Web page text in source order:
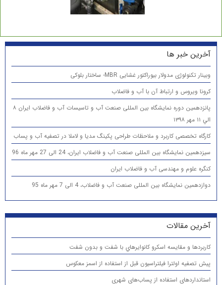
آخرین خبر ها
وبینار تکنولوژی مدولار بیوراکتور غشایی MBR- ساختار بلوکی
کرونا ویروس و ارتباط آن با آب و فاضلاب
پانزدهمين دوره نمایشگاه بین المللی صنعت آب و تاسیسات آب و فاضلاب ایران ۸
الي ۱۱ مهر ۱۳۹۸
کارگاه تخصصی کاربرد و ملاحظات طراحی پکینگ مدیا و لاملا در تصفیه آب و پساب
سیزدهمین نمایشگاه بین المللی صنعت آب و فاضلاب ایران، 24 الی 27 مهر ماه 96
کنگره علوم و مهندسی آب و فاضلاب ایران
دوازدهمین نمایشگاه بین المللی صنعت آب و فاضلاب، 4 الی 7 مهر ماه 95
آخرین مقالات
كاربردها و مقایسه اسكرو كانوايرهاي با شفت و بدون شفت
پیش تصفیه اولترا فیلتراسیون قبل از استفاده از اسمز معکوس
استانداردهای استفاده از پساب‌های شهری